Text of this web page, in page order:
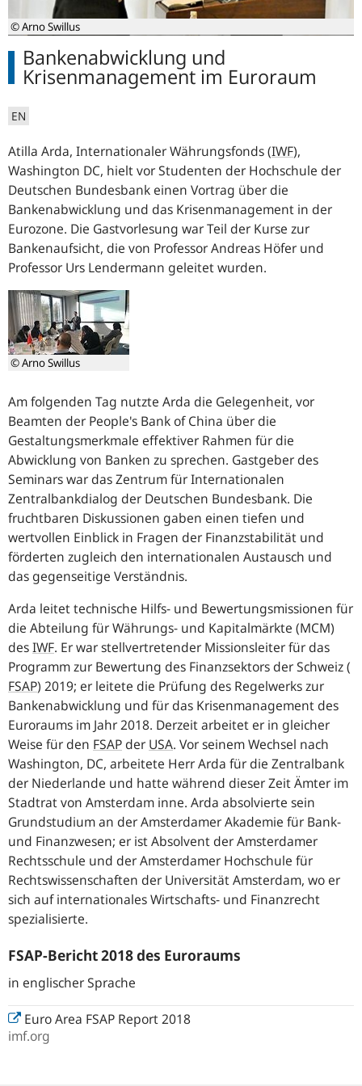
© Arno Swillus
Bankenabwicklung und
Krisenmanagement im Euroraum
EN
Atilla Arda, Internationaler Währungsfonds (IWF),
Washington DC, hielt vor Studenten der Hochschule der
Deutschen Bundesbank einen Vortrag über die
Bankenabwicklung und das Krisenmanagement in der
Eurozone. Die Gastvorlesung war Teil der Kurse zur
Bankenaufsicht, die von Professor Andreas Höfer und
Professor Urs Lendermann geleitet wurden.
© Arno Swillus
Am folgenden Tag nutzte Arda die Gelegenheit, vor
Beamten der People's Bank of China über die
Gestaltungsmerkmale effektiver Rahmen für die
Abwicklung von Banken zu sprechen. Gastgeber des
Seminars war das Zentrum für Internationalen
Zentralbankdialog der Deutschen Bundesbank. Die
fruchtbaren Diskussionen gaben einen tiefen und
wertvollen Einblick in Fragen der Finanzstabilität und
förderten zugleich den internationalen Austausch und
das gegenseitige Verständnis.
Arda leitet technische Hilfs- und Bewertungsmissionen für
die Abteilung für Währungs- und Kapitalmärkte (MCM)
desIWF. Er war stellvertretender Missionsleiter für das
Programm zur Bewertung des Finanzsektors der Schweiz (
FSAP) 2019; er leitete die Prüfung des Regelwerks zur
Bankenabwicklung und für das Krisenmanagement des
Euroraums im Jahr 2018. Derzeit arbeitet er in gleicher
Weise für den FSAP der USA. Vor seinem Wechsel nach
Washington, DC, arbeitete Herr Arda für die Zentralbank
der Niederlande und hatte während dieser Zeit Ämter im
Stadtrat von Amsterdam inne. Arda absolvierte sein
Grundstudium an der Amsterdamer Akademie für Bank-
und Finanzwesen; er ist Absolvent der Amsterdamer
Rechtsschule und der Amsterdamer Hochschule für
Rechtswissenschaften der Universität Amsterdam, wo er
sich auf internationales Wirtschafts- und Finanzrecht
spezialisierte.
FSAP-Bericht 2018 des Euroraums
in englischer Sprache
Euro Area FSAP Report 2018
imf.org